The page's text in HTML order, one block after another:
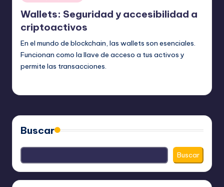
en
Wallets: Seguridad y accesibilidad a
criptoactivos
En el mundo de blockchain, las wallets son esenciales.
Funcionan como la llave de acceso a tus activos y
permite las transacciones.
Buscar
Buscar